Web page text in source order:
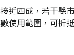
近四成，若干縣
使用範圍，可折